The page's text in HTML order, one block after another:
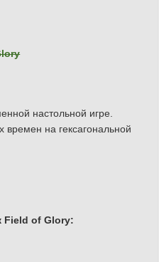
настольной игре.
на гексагональной
Field of Glory: